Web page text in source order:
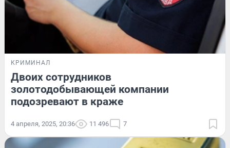
КРИМИНАЛ
Двоих сотрудников
золотодобывающей компании
подозревают в краже
4 апреля, 2025, 20:36 11 496 7